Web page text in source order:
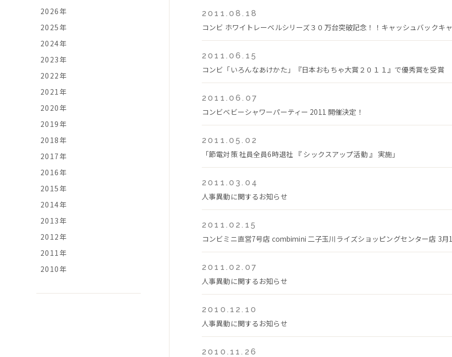
2011.08.18
コンビ ホワイトレーベルシリーズ３０万台突破記念！！キャッシュバックキ
2011.06.15
コンビ「いろんなあけかた」『日本おもちゃ大賞２０１１』で優秀賞を受賞
2011.06.07
コンビベビーシャワーパーティー 2011 開催決定！
2011.05.02
「節電対策 社員全員6時退社 『 シックスアップ活動 』 実施」
2011.03.04
人事異動に関するお知らせ
2011.02.15
コンビミニ直営7号店 combimini 二子玉川ライズショッピングセンター店 3月
2011.02.07
人事異動に関するお知らせ
2010.12.10
人事異動に関するお知らせ
2010.11.26
2026年
2025年
2024年
2023年
2022年
2021年
2020年
2019年
2018年
2017年
2016年
2015年
2014年
2013年
2012年
2011年
2010年